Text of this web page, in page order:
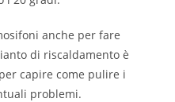
anche per fare
di riscaldamento è
capire come pulire i
problemi.